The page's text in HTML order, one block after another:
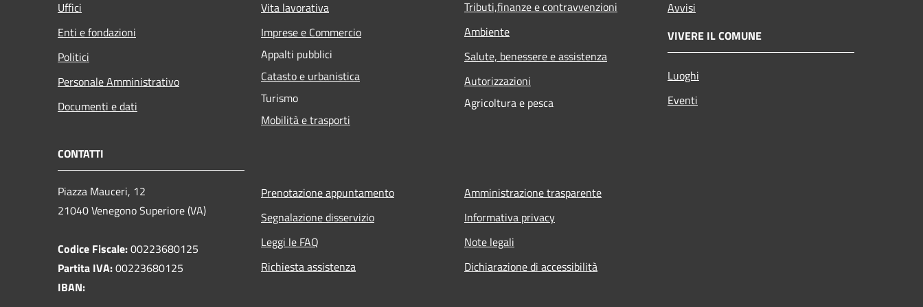
Uffici
Enti e fondazioni
Politici
Personale Amministrativo
Documenti e dati
Vita lavorativa
Imprese e Commercio
Appalti pubblici
Catasto e urbanistica
Turismo
Mobilità e trasporti
Tributi,finanze e contravvenzioni
Ambiente
Salute, benessere e assistenza
Autorizzazioni
Agricoltura e pesca
Avvisi
VIVERE IL COMUNE
Luoghi
Eventi
CONTATTI
Piazza Mauceri, 12
21040 Venegono Superiore (VA)
Codice Fiscale:00223680125
Partita IVA:00223680125
IBAN:
Prenotazione appuntamento
Segnalazione disservizio
Leggi le FAQ
Richiesta assistenza
Amministrazione trasparente
Informativa privacy
Note legali
Dichiarazione di accessibilità